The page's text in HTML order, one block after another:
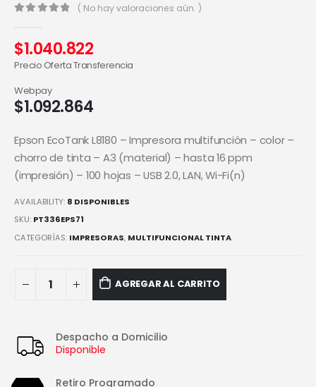
( No hay valoraciones aún. )
$1.040.822
Precio Oferta Transferencia
$1.092.864
Webpay
Epson EcoTank L8180 – Impresora multifunción – color –
chorro de tinta – A3 (material) – hasta 16 ppm
(impresión) – 100 hojas – USB 2.0, LAN, Wi-Fi(n)
AVAILABILITY: 8 DISPONIBLES
SKU: PT336EPS71
CATEGORÍAS: IMPRESORAS, MULTIFUNCIONAL TINTA
AGREGAR AL CARRITO
Despacho a Domicilio
Disponible
Retiro Programado